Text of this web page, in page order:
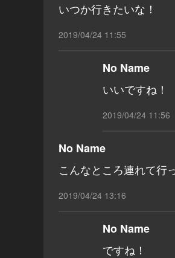
いつか行きたいな！
2019/04/24 11:55
No Name
いいですね！
2019/04/24 11:56
No Name
こんなところ連れて行
2019/04/24 13:16
No Name
ですね！